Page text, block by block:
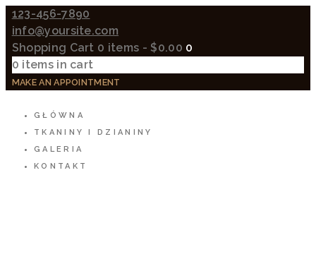
123-456-7890
info@yoursite.com
Shopping Cart 0 items - $0.00 0
0 items in cart
MAKE AN APPOINTMENT
GŁÓWNA
TKANINY I DZIANINY
GALERIA
KONTAKT